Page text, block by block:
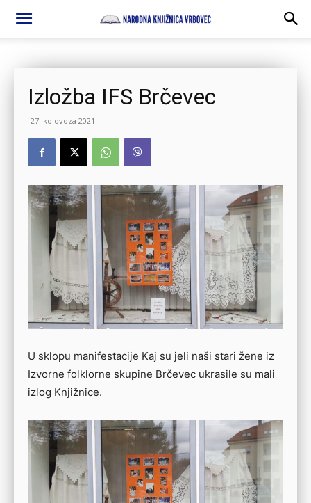
Izložba IFS Brčevec
27. kolovoza 2021.
U sklopu manifestacije Kaj su jeli naši stari žene iz
Izvorne folklorne skupine Brčevec ukrasile su mali
izlog Knjižnice.